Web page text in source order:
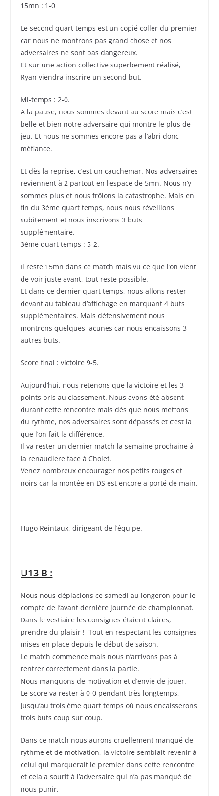
15mn : 1-0
Le second quart temps est un copié coller du premier
car nous ne montrons pas grand chose et nos
adversaires ne sont pas dangereux.
Et sur une action collective superbement réalisé,
Ryan viendra inscrire un second but.
Mi-temps : 2-0.
A la pause, nous sommes devant au score mais c’est
belle et bien notre adversaire qui montre le plus de
jeu. Et nous ne sommes encore pas a l’abri donc
méfiance.
Et dès la reprise, c’est un cauchemar. Nos adversaires
reviennent à 2 partout en l’espace de 5mn. Nous n’y
sommes plus et nous frôlons la catastrophe. Mais en
fin du 3ème quart temps, nous nous réveillons
subitement et nous inscrivons 3 buts
supplémentaire.
3ème quart temps : 5-2.
Il reste 15mn dans ce match mais vu ce que l’on vient
de voir juste avant, tout reste possible.
Et dans ce dernier quart temps, nous allons rester
devant au tableau d’affichage en marquant 4 buts
supplémentaires. Mais défensivement nous
montrons quelques lacunes car nous encaissons 3
autres buts.
Score final : victoire 9-5.
Aujourd’hui, nous retenons que la victoire et les 3
points pris au classement. Nous avons été absent
durant cette rencontre mais dès que nous mettons
du rythme, nos adversaires sont dépassés et c’est la
que l’on fait la différence.
Il va rester un dernier match la semaine prochaine à
la renaudiere face à Cholet.
Venez nombreux encourager nos petits rouges et
noirs car la montée en DS est encore a porté de main.
Hugo Reintaux, dirigeant de l’équipe.
U13 B :
Nous nous déplacions ce samedi au longeron pour le
compte de l’avant dernière journée de championnat.
Dans le vestiaire les consignes étaient claires,
prendre du plaisir ! Tout en respectant les consignes
mises en place depuis le début de saison.
Le match commence mais nous n’arrivons pas à
rentrer correctement dans la partie.
Nous manquons de motivation et d’envie de jouer.
Le score va rester à 0-0 pendant très longtemps,
jusqu’au troisième quart temps où nous encaisserons
trois buts coup sur coup.
Dans ce match nous aurons cruellement manqué de
rythme et de motivation, la victoire semblait revenir à
celui qui marquerait le premier dans cette rencontre
et cela a sourit à l’adversaire qui n’a pas manqué de
nous punir.